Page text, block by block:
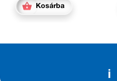
Kosárba